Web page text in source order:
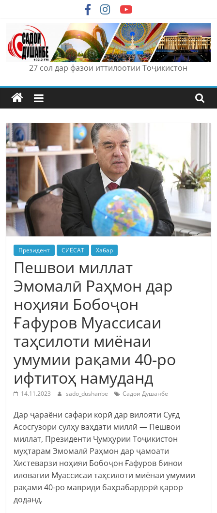
content
27 сол дар фазои иттилоотии Тоҷикистон
Президент СИЁСАТ Хабар
Пешвои миллат
Эмомалӣ Раҳмон дар
ноҳияи Бобоҷон
Ғафуров Муассисаи
таҳсилоти миёнаи
умумии рақами 40-ро
ифтитоҳ намуданд
14.11.2023 sado_dushanbe Садои Душанбе
Дар ҷараёни сафари корӣ дар вилояти Суғд
Асосгузори сулҳу ваҳдати миллӣ — Пешвои
миллат, Президенти Ҷумҳурии Тоҷикистон
муҳтарам Эмомалӣ Раҳмон дар ҷамоати
Хистеварзи ноҳияи Бобоҷон Ғафуров бинои
иловагии Муассисаи таҳсилоти миёнаи умумии
рақами 40-ро мавриди баҳрабардорӣ қарор
доданд.